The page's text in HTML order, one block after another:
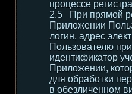
процессе
При прямой
Приложении
логин, адрес
Пользователю
идентификатор
Приложении,
для обработки
в обезличенном